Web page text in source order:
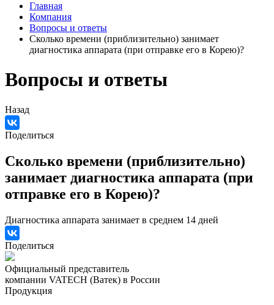
Главная
Компания
Вопросы и ответы
Сколько времени (приблизительно) занимает
диагностика аппарата (при отправке его в Корею)?
Вопросы и ответы
Назад
Поделиться
Сколько времени (приблизительно)
занимает диагностика аппарата (при
отправке его в Корею)?
Диагностика аппарата занимает в среднем 14 дней
Поделиться
Официальный представитель
компании VATECH (Ватек) в России
Продукция